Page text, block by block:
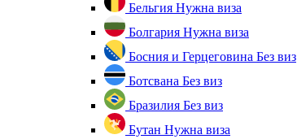
Бельгия Нужна виза
Болгария Нужна виза
Босния и Герцеговина Без виз
Ботсвана Без виз
Бразилия Без виз
Бутан Нужна виза